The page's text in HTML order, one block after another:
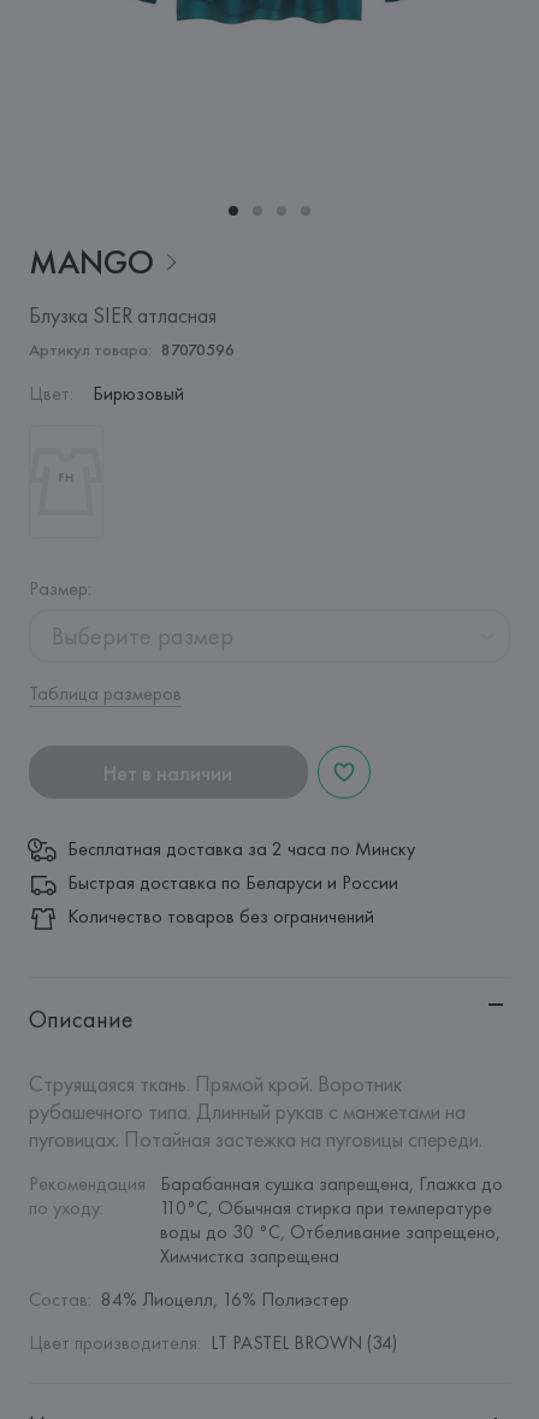
MANGO
Блузка SIER атласная
Артикул товара: 87070596
Цвет: Бирюзовый
Размер:
Выберите размер
Таблица размеров
Нет в наличии
Бесплатная доставка за 2 часа по Минску
Быстрая доставка по Беларуси и России
Количество товаров без ограничений
Описание
Струящаяся ткань. Прямой крой. Воротник
рубашечного типа. Длинный рукав с манжетами на
пуговицах. Потайная застежка на пуговицы спереди.
Рекомендация
по уходу:
Барабанная сушка запрещена, Глажка до
110°C, Обычная стирка при температуре
воды до 30 °C, Отбеливание запрещено,
Химчистка запрещена
Состав: 84% Лиоцелл, 16% Полиэстер
Цвет производителя: LT PASTEL BROWN (34)